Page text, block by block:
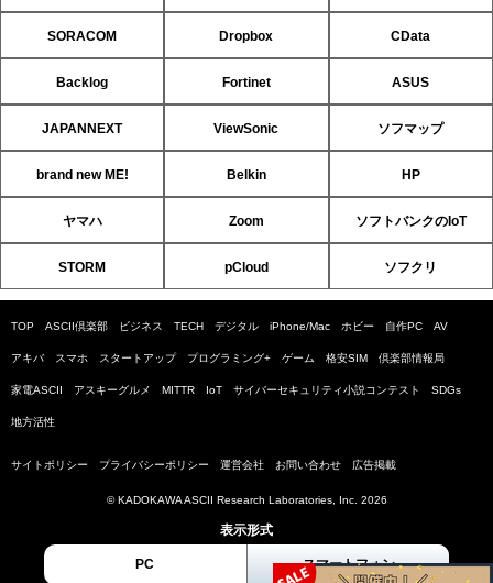
SORACOM Dropbox CData
Backlog Fortinet ASUS
JAPANNEXT ViewSonic ソフマップ
brand new ME! Belkin HP
ヤマハ Zoom ソフトバンクのIoT
STORM pCloud ソフクリ
TOP ASCII倶楽部 ビジネス TECH デジタル iPhone/Mac ホビー 自作PC AV
アキバ スマホ スタートアップ プログラミング+ ゲーム 格安SIM 倶楽部情報局
家電ASCII アスキーグルメ MITTR IoT サイバーセキュリティ小説コンテスト SDGs
地方活性
サイトポリシー プライバシーポリシー 運営会社 お問い合わせ 広告掲載
© KADOKAWA ASCII Research Laboratories, Inc. 2026
表示形式
PC スマートフォン